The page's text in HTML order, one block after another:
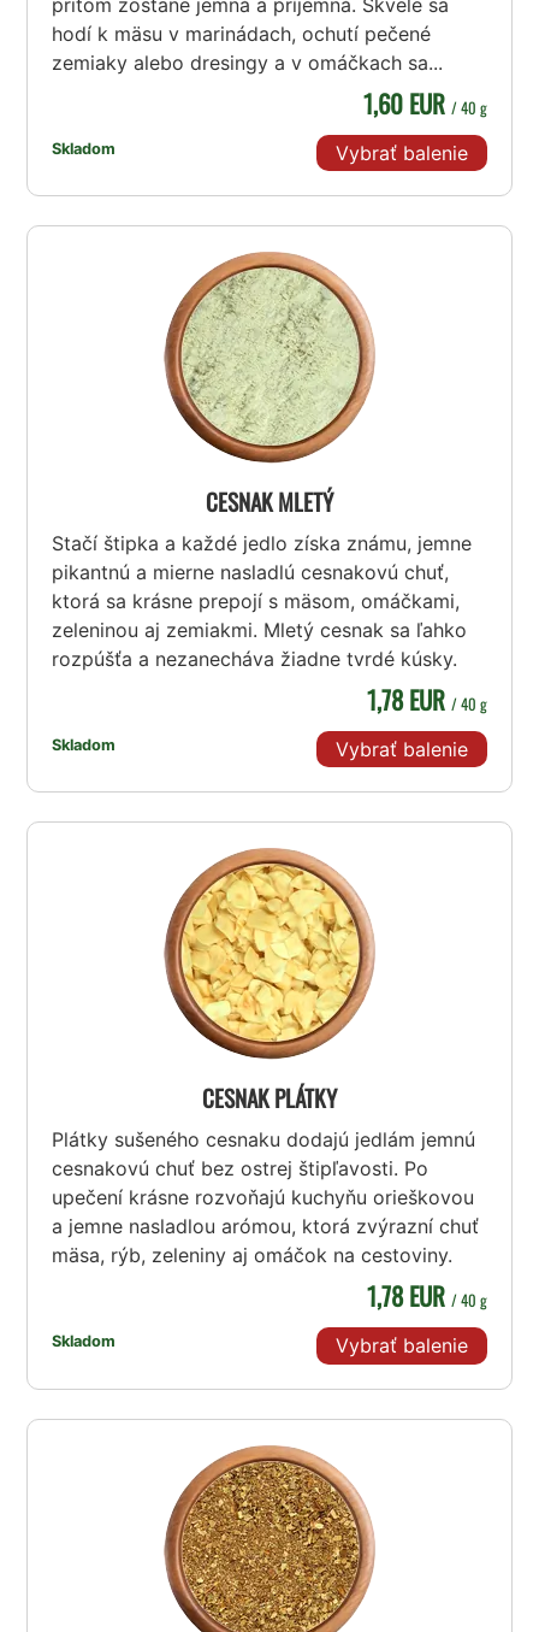
hodí k mäsu v marinádach, ochutí pečené
zemiaky alebo dresingy a v omáčkach sa...
Skladom
1,60 EUR / 40 g
Vybrať balenie
CESNAK MLETÝ
Stačí štipka a každé jedlo získa známu, jemne
pikantnú a mierne nasladlú cesnakovú chuť,
ktorá sa krásne prepojí s mäsom, omáčkami,
zeleninou aj zemiakmi. Mletý cesnak sa ľahko
rozpúšťa a nezanecháva žiadne tvrdé kúsky.
Skladom
1,78 EUR / 40 g
Vybrať balenie
CESNAK PLÁTKY
Plátky sušeného cesnaku dodajú jedlám jemnú
cesnakovú chuť bez ostrej štipľavosti. Po
upečení krásne rozvoňajú kuchyňu orieškovou
a jemne nasladlou arómou, ktorá zvýrazní chuť
mäsa, rýb, zeleniny aj omáčok na cestoviny.
Skladom
1,78 EUR / 40 g
Vybrať balenie